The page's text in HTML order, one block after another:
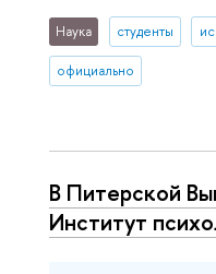
Наука студенты
официально
В Питерской
Институт